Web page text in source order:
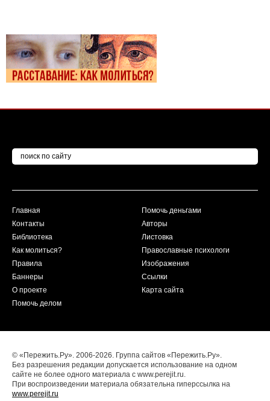
Главная
Контакты
Библиотека
Как молиться?
Правила
Баннеры
О проекте
Помочь делом
Помочь деньгами
Авторы
Листовка
Православные психологи
Изображения
Ссылки
Карта сайта
© «Пережить.Ру». 2006-2026. Группа сайтов «Пережить.Ру».
Без разрешения редакции допускается использование на одном
сайте не более одного материала с www.perejit.ru.
При воспроизведении материала обязательна гиперссылка на
www.perejit.ru